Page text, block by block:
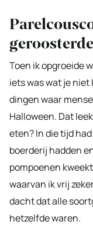
Toen ik opgroeide
iets was wat je
dingen waar
Halloween. Dat
eten? In die tijd
boerderij hadden
pompoenen
waarvan ik vrij
dacht dat alle
hetzelfde waren.